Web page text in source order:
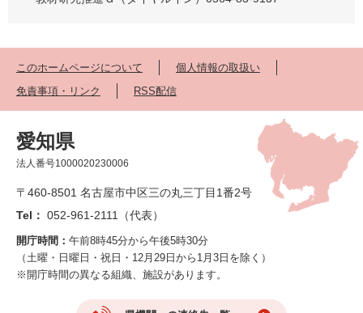
このホームページについて
個人情報の取扱い
免責事項・リンク
RSS配信
愛知県
法人番号1000020230006
〒460-8501 名古屋市中区三の丸三丁目1番2号
Tel： 052-961-2111（代表）
開庁時間： 午前8時45分から午後5時30分
（土曜・日曜日・祝日・12月29日から1月3日を除く）
※開庁時間の異なる組織、施設があります。